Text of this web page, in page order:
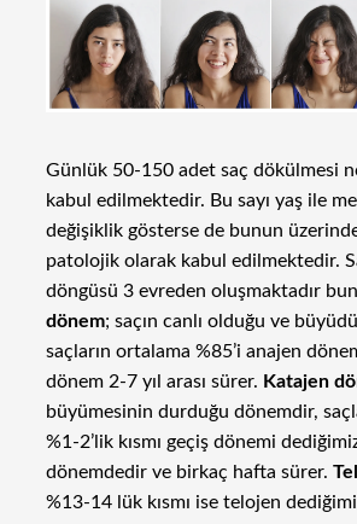
Günlük 50-150 adet saç dökülmesi
kabul edilmektedir. Bu sayı yaş ile
değişiklik gösterse de bunun
patolojik olarak kabul edilmektedir.
döngüsü 3 evreden oluşmaktadır
dönem; saçın canlı olduğu ve
saçların ortalama %85’i anajen
dönem 2-7 yıl arası sürer. Katajen
büyümesinin durduğu dönemdir,
%1-2’lik kısmı geçiş dönemi
dönemdedir ve birkaç hafta sürer.
%13-14 lük kısmı ise telojen